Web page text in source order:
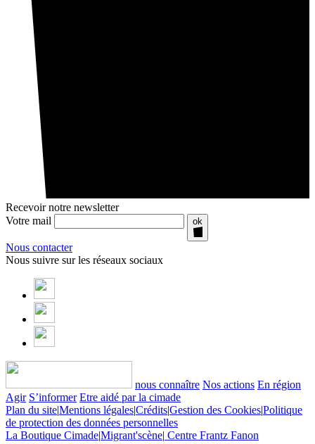
Recevoir notre newsletter
Votre mail
ok
Nous contacter
Nous suivre sur les réseaux sociaux
nous connaître Nos actions En région
Agir S’informer Etre aidé par la cimade
Plan du site|Mentions légales|Crédits|Gestion des Cookies|Politique
de protection des données personnelles
La Boutique Cimade|Migrant'scène| Centre Frantz Fanon